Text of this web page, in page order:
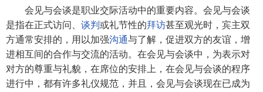
会见与会谈是职业交际活动中的重要内容。会见与会谈
是指在正式访问、 谈判 或礼节性的拜访甚至观光时，宾主双
方通常安排的，用以加强沟通与了解，促进双方的友谊，增
进相互间的合作与交流的活动。在会见与会谈中，为表示对
对方的尊重与礼貌，在席位的安排上，在会见与会谈的程序
进行中，都有许多礼仪规范，并且，会见与会谈现在已成为